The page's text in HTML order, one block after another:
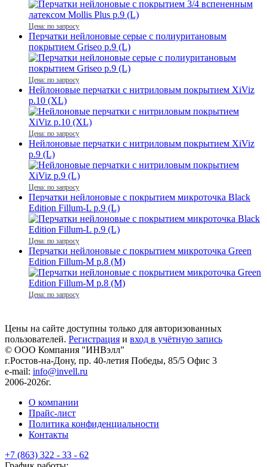
Цена: по запросу
Перчатки нейлоновые серые с полиуритановым
покрытием Griseo р.9 (L)
Цена: по запросу
Нейлоновые перчатки с нитриловым покрытием XiViz
р.10 (XL)
Цена: по запросу
Нейлоновые перчатки с нитриловым покрытием XiViz
р.9 (L)
Цена: по запросу
Перчатки нейлоновые с покрытием микроточка Black
Edition Fillum-L р.9 (L)
Цена: по запросу
Перчатки нейлоновые с покрытием микроточка Green
Edition Fillum-M р.8 (M)
Цена: по запросу
Цены на сайте доступны только для авторизованных
пользователей. Регистрация и вход в учётную запись
© ООО Компания "ИНВэлл"
г.Ростов-на-Дону, пр. 40-летия Победы, 85/5 Офис 3
e-mail: info@invell.ru
2006-2026г.
О компании
Прайс-лист
Политика конфиденциальности
Контакты
+7 (863) 322 - 33 - 62